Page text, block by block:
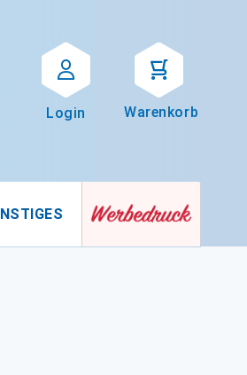
Login Warenkorb